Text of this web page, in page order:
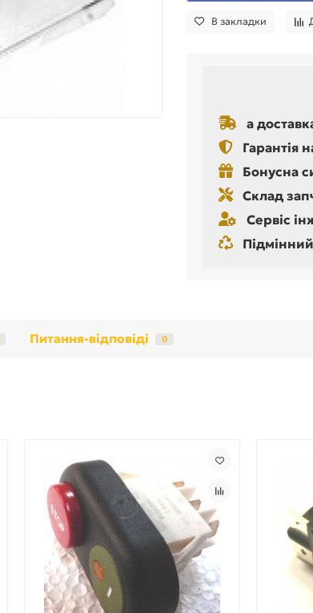
В закладки
а
Гарантія
Бонусна
Склад
Сервіс
Питання-відповіді 0